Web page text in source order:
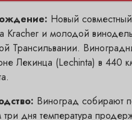
Новый
Kracher и молодой
Трансильвании.
Лекинца (Lechinta) в 440
Виноград собирают
дня температура